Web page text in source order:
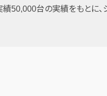
50,000台の実績をもとに、